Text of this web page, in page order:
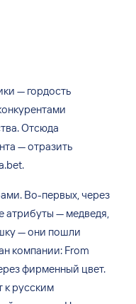
— гордость
Отсюда
— отразить
Во-первых, через
атрибуты — медведя,
— они пошли
компании: From
фирменный цвет.
к русским